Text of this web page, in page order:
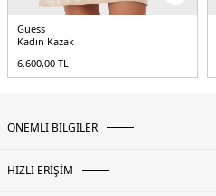
Guess
Kadın Kazak
6.600,00 TL
ÖNEMLİ BİLGİLER
HIZLI ERİŞİM